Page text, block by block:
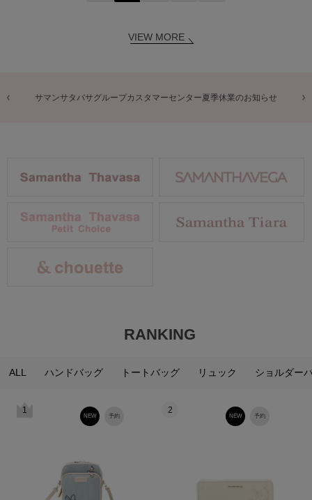
VIEW MORE
商品に関するお詫びとお知らせ
RANKING
ALL ハンドバッグ トートバッグ リュック ショルダー
1
予約
NEW
2
予約
NEW